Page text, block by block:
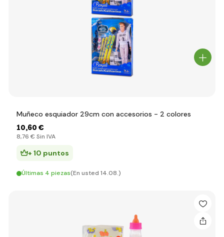
Muñeco esquiador 29cm con accesorios - 2 colores
10,60 €
8,76 € Sin IVA
+ 10 puntos
Últimas 4 piezas(En usted 14.08.)